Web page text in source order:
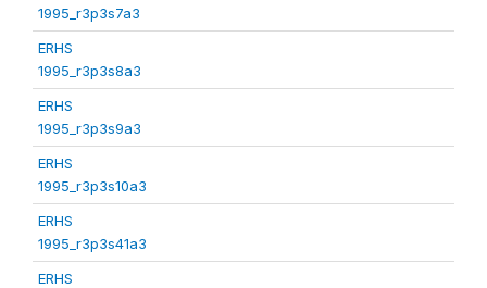
1995_r3p3s7a3
ERHS
1995_r3p3s8a3
ERHS
1995_r3p3s9a3
ERHS
1995_r3p3s10a3
ERHS
1995_r3p3s41a3
ERHS